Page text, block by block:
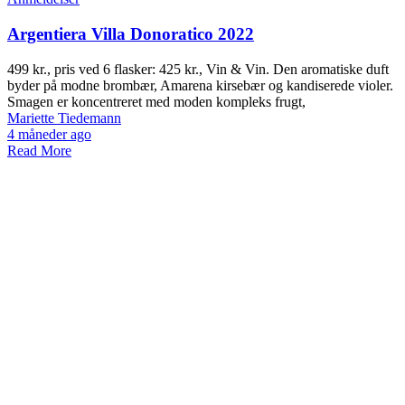
Argentiera Villa Donoratico 2022
499 kr., pris ved 6 flasker: 425 kr., Vin & Vin. Den aromatiske duft
byder på modne brombær, Amarena kirsebær og kandiserede violer.
Smagen er koncentreret med moden kompleks frugt,
Mariette Tiedemann
4 måneder ago
Read More